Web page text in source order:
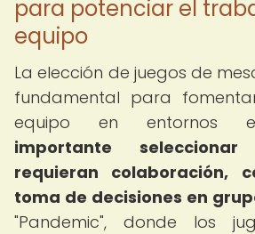
para potenciar el
equipo
La elección de juegos de
fundamental para
equipo en entornos
importante
requieran colaboración,
toma de decisiones en
"Pandemic", donde los